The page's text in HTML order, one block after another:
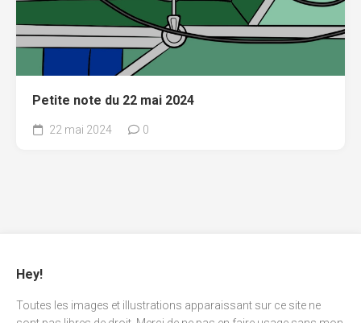
Petite note du 22 mai 2024
22 mai 2024 0
Hey!
Toutes les images et illustrations apparaissant sur ce site ne